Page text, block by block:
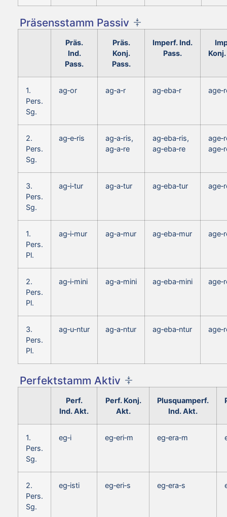
Präsensstamm Passiv
Präs.
Ind.
Pass.
Präs.
Konj.
Pass.
Imperf. Ind.
Pass.
1.
Pers.
Sg.
ag‑or ag‑a‑r ag‑eba‑r
2.
Pers.
Sg.
ag‑e‑ris
ag‑a‑ris,
ag‑a‑re
ag‑eba‑ris,
ag‑eba‑re
3.
Pers.
Sg.
ag‑i‑tur ag‑a‑tur ag‑eba‑tur
1.
Pers.
Pl.
ag‑i‑mur ag‑a‑mur ag‑eba‑mur
2.
Pers.
Pl.
ag‑i‑mini ag‑a‑mini ag‑eba‑mini
3.
Pers.
Pl.
ag‑u‑ntur ag‑a‑ntur ag‑eba‑ntur
Perfektstamm Aktiv
Perf.
Ind. Akt.
Perf. Konj.
Akt.
Plusquamperf.
Ind. Akt.
1.
Pers.
Sg.
eg‑i eg‑eri‑m eg‑era‑m
2.
Pers.
Sg.
eg‑isti eg‑eri‑s eg‑era‑s